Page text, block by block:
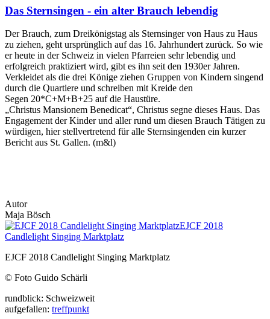
Das Sternsingen - ein alter Brauch lebendig
Der Brauch, zum Dreikönigstag als Sternsinger von Haus zu Haus
zu ziehen, geht ursprünglich auf das 16. Jahrhundert zurück. So wie
er heute in der Schweiz in vielen Pfarreien sehr lebendig und
erfolgreich praktiziert wird, gibt es ihn seit den 1930er Jahren.
Verkleidet als die drei Könige ziehen Gruppen von Kindern singend
durch die Quartiere und schreiben mit Kreide den
Segen 20*C+M+B+25 auf die Haustüre.
„Christus Mansionem Benedicat“, Christus segne dieses Haus. Das
Engagement der Kinder und aller rund um diesen Brauch Tätigen zu
würdigen, hier stellvertretend für alle Sternsingenden ein kurzer
Bericht aus St. Gallen. (m&l)
Autor
Maja Bösch
EJCF 2018
Candlelight Singing Marktplatz
EJCF 2018 Candlelight Singing Marktplatz
© Foto Guido Schärli
rundblick: Schweizweit
aufgefallen: treffpunkt